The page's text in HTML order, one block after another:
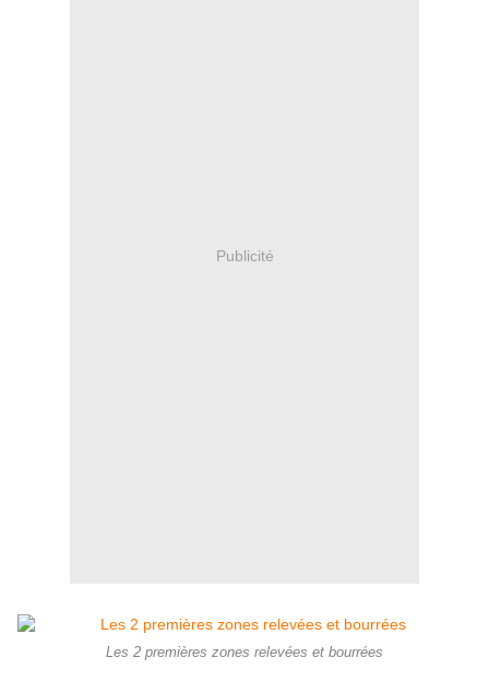
Publicité
Les 2 premières zones relevées et bourrées